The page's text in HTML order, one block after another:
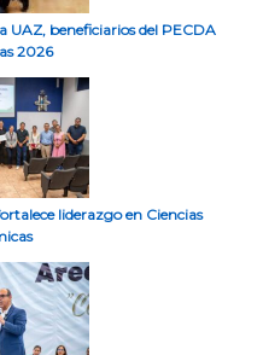
UAZ, beneficiarios del PECDA
2026
liderazgo en Ciencias